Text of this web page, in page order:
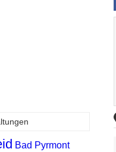
Bad Pyrmont